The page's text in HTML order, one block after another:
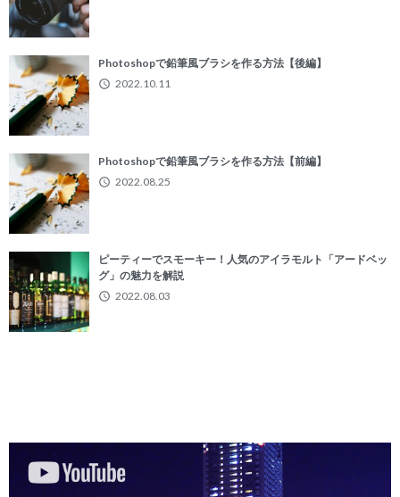
Photoshopで鉛筆風ブラシを作る方法【後編】
2022.10.11
Photoshopで鉛筆風ブラシを作る方法【前編】
2022.08.25
ピーティーでスモーキー！人気のアイラモルト「アードベッ
グ」の魅力を解説
2022.08.03